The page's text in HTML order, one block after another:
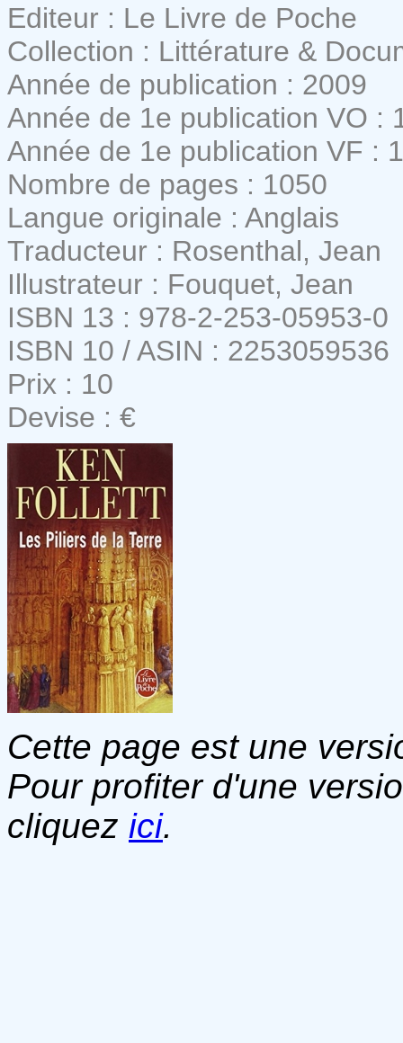
Editeur : Le Livre de Poche
Collection : Littérature &
Année de publication : 2009
Année de 1e publication VO :
Année de 1e publication VF :
Nombre de pages : 1050
Langue originale : Anglais
Traducteur : Rosenthal, Jean
Illustrateur : Fouquet, Jean
ISBN 13 : 978-2-253-05953-0
ISBN 10 / ASIN : 2253059536
Prix : 10
Devise : €
Cette page est une
Pour profiter d'une
cliquez ici.